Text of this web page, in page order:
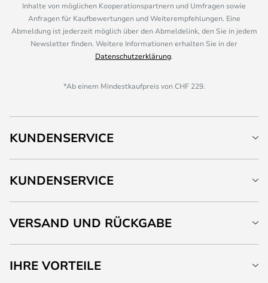
Inhalte von möglichen Kooperationspartnern und Umfragen sowie
Anfragen für Kaufbewertungen und Weiterempfehlungen. Eine
Abmeldung ist jederzeit möglich über den Abmeldelink, den Sie in jedem
Newsletter finden. Weitere Informationen erhalten Sie in der
Datenschutzerklärung.
*Ab einem Mindestkaufpreis von CHF 229.
KUNDENSERVICE
KUNDENSERVICE
VERSAND UND RÜCKGABE
IHRE VORTEILE